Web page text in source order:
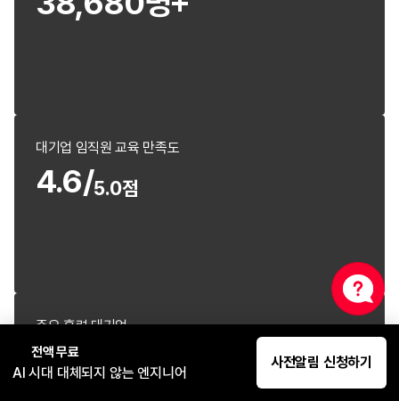
대기업 임직원 교육 만족도
4.6/5.0점
주요 훈련 대기업
전액 무료
AI 시대 대체되지 않는 엔지니어
사전알림 신청하기